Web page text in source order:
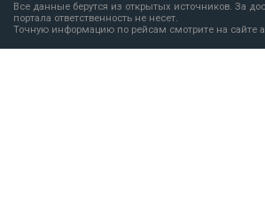
Все данные берутся из открытых источников. За
портала ответственность не несет.
Точную информацию по рейсам смотрите на сайте